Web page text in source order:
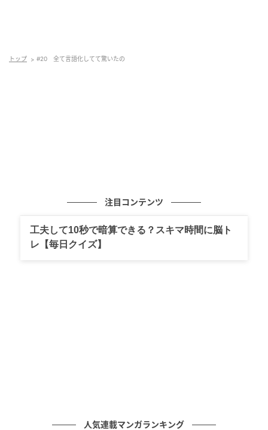
トップ #20 全て言語化してて驚いたの
注目コンテンツ
工夫して10秒で暗算できる？スキマ時間に脳ト
レ【毎日クイズ】
人気連載マンガランキング